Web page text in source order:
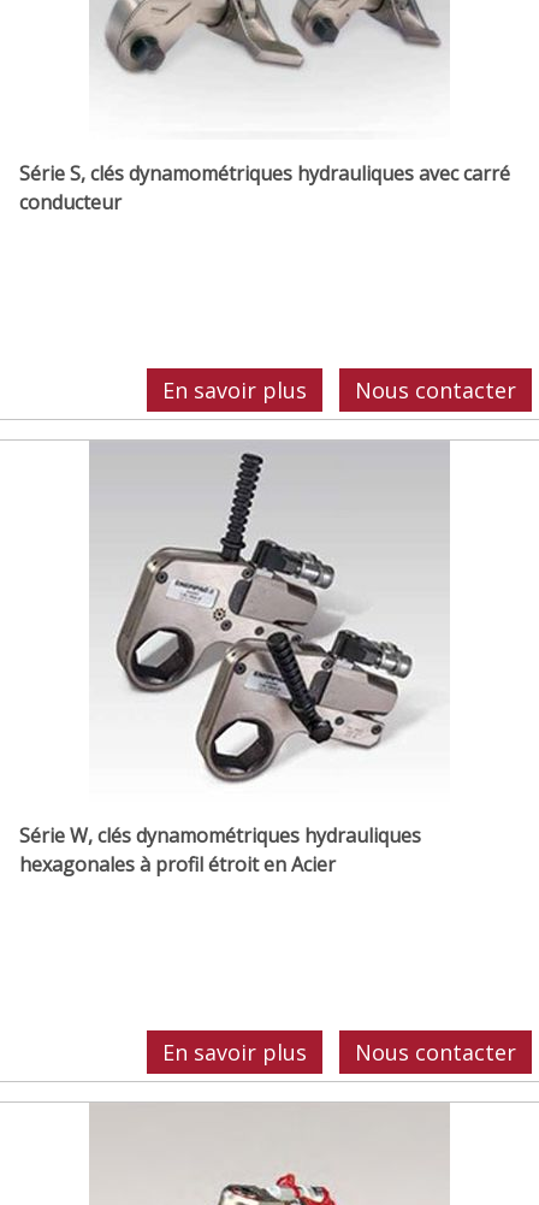
Série S, clés dynamométriques hydrauliques avec carré
conducteur
Nous contacter
En savoir plus
Série W, clés dynamométriques hydrauliques
hexagonales à profil étroit en Acier
Nous contacter
En savoir plus